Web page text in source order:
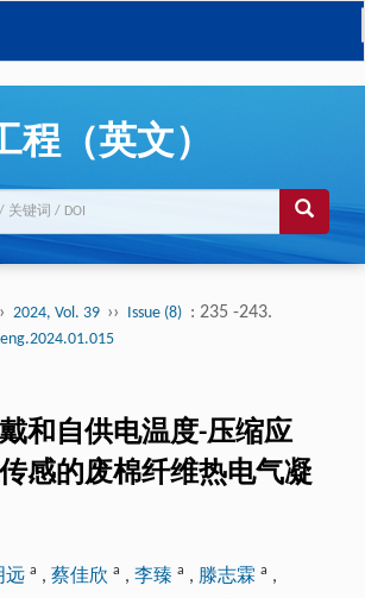
程（英文）
2024, Vol. 39 ›› Issue (8) : 235 -243.
和自供电温度-压缩应
感的废棉纤维热电气凝
远 a , 蔡佳欣 a , 李臻 a , 滕志霖 a ,